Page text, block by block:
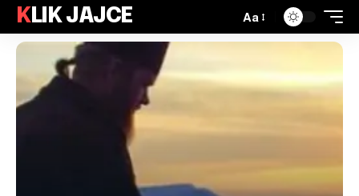
KLIK JAJCE Aa